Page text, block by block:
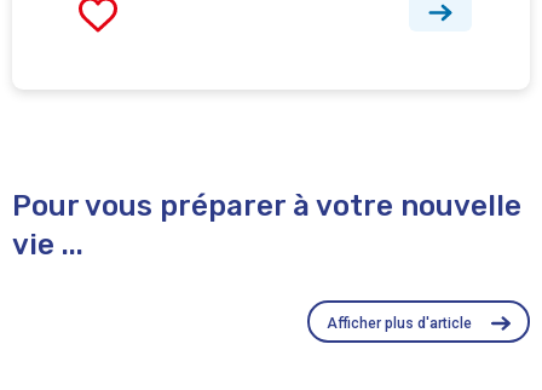
Pour vous préparer à votre nouvelle
vie ...
Afficher plus d'article